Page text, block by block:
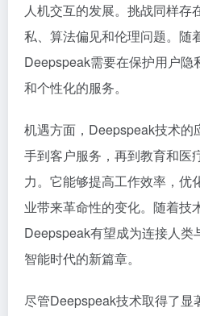
人机交互的发展。挑战同样存
私、算法偏见和伦理问题。随
Deepspeak需要在保护用户隐
和个性化的服务。
机遇方面，Deepspeak技术的
手到客户服务，再到教育和医
力。它能够提高工作效率，优
业带来革命性的变化。随着技
Deepspeak有望成为连接人类
智能时代的新篇章。
尽管Deepspeak技术取得了显